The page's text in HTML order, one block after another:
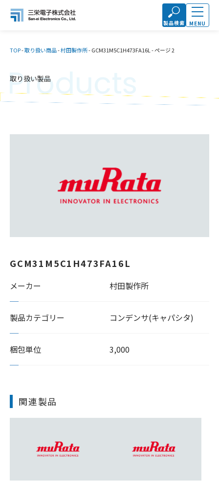
製品検索 MENU
TOP-取り扱い商品-村田製作所-GCM31M5C1H473FA16L -ページ 2
取り扱い製品
Products
GCM31M5C1H473FA16L
メーカー 村田製作所
製品カテゴリー コンデンサ(キャパシタ)
梱包単位 3,000
関連製品